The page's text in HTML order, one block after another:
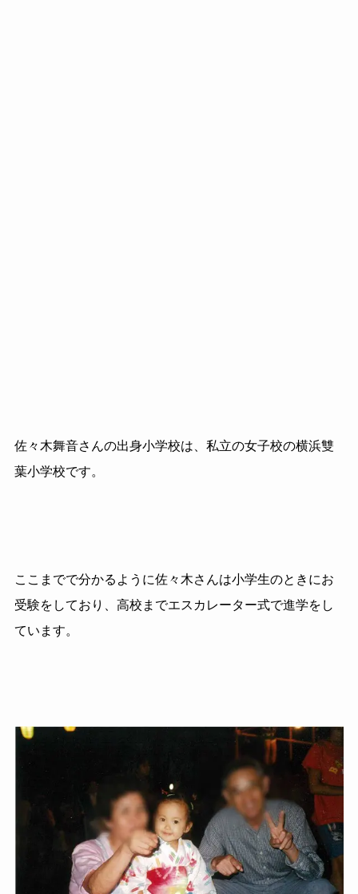
佐々木舞音さんの出身小学校は、私立の女子校の横浜雙
葉小学校です。
ここまでで分かるように佐々木さんは小学生のときにお
受験をしており、高校までエスカレーター式で進学をし
ています。